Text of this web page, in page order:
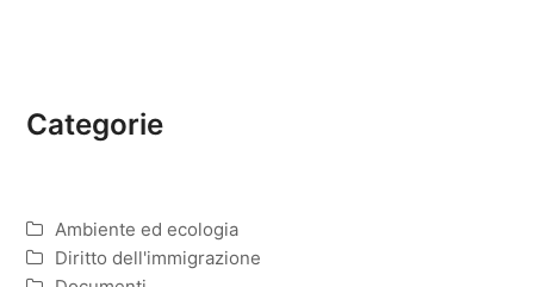
Categorie
Ambiente ed ecologia
Diritto dell'immigrazione